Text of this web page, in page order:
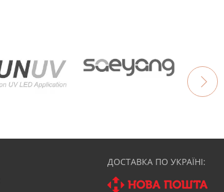
ДОСТАВКА ПО УКРАЇНІ: